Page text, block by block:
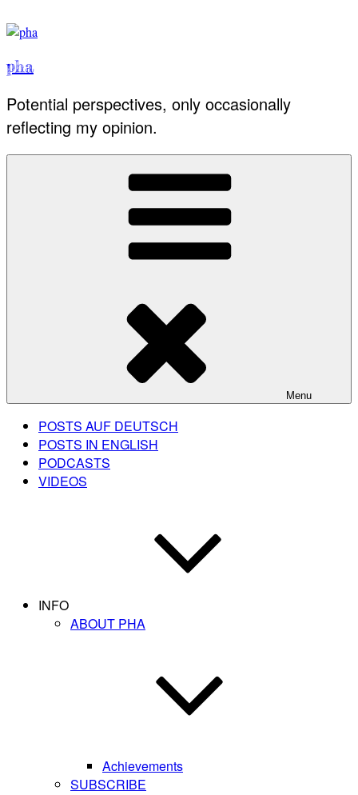
to
pha
Potential perspectives, only occasionally
reflecting my opinion.
Menu
POSTS AUF DEUTSCH
POSTS IN ENGLISH
PODCASTS
VIDEOS
INFO
ABOUT PHA
Achievements
SUBSCRIBE